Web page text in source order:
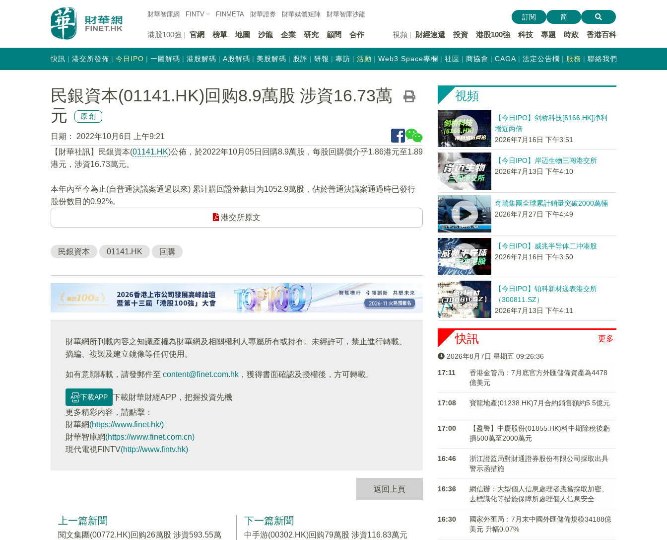
財華智庫網 FINTV FINMETA 財華證券 財華媒體矩陣 財華智庫沙龍
港股100強 官網 榜單 地圖 沙龍 企業 研究 顧問 合作 視頻 財經速遞 投資 港股100強 科技 專題 時政 香港百科
訂閱 简
快訊 港交所發佈 今日IPO 一圖解碼 港股解碼 A股解碼 美股解碼 股評 研報 專訪 活動 Web3 Space專欄 社區 商協會 CAGA 法定公告欄 服務 聯絡我們
民銀資本(01141.HK)回购8.9萬股 涉資16.73萬
元
原創
日期：
2022年10月6日 上午9:21
【財華社訊】民銀資本(01141.HK)公佈，於2022年10月05日回購8.9萬股，每股回購價介乎1.86港元至1.89
港元，涉資16.73萬元。
本年內至今為止(自普通決議案通過以來) 累计購回證券數目为1052.9萬股，佔於普通決議案通過時已發行
股份數目的0.92%。
港交所原文
民銀資本 01141.HK 回購
財華網所刊載內容之知識產權為財華網及相關權利人專屬所有或持有。未經許可，禁止進行轉載、
摘編、複製及建立鏡像等任何使用。
如有意願轉載，請發郵件至 content@finet.com.hk ，獲得書面確認及授權後，方可轉載。
下載APP
下載財華財經APP，把握投資先機
更多精彩内容，請點擊：
財華網(https://www.finet.hk/)
財華智庫網(https://www.finet.com.cn)
現代電視FINTV(http://www.fintv.hk)
返回上頁
上一篇新聞
閱文集團(00772.HK)回购26萬股 涉資593.55萬
下一篇新聞
中手游(00302.HK)回购79萬股 涉資116.83萬元
視頻
【今日IPO】剑桥科技[6166.HK]净利
增近两倍
2026年7月16日 下午3:51
【今日IPO】岸迈生物三闯港交所
2026年7月13日 下午4:10
奇瑞集團全球累計銷量突破2000萬輛
2026年7月27日 下午4:49
【今日IPO】威兆半导体二冲港股
2026年7月16日 下午3:50
【今日IPO】铂科新材递表港交所
（300811.SZ）
2026年7月13日 下午4:11
更多
快訊
2026年8月7日 星期五 09:26:36
17:11
香港金管局：7月底官方外匯儲備資產為4478
億美元
17:08 寶龍地產(01238.HK)7月合約銷售額約5.5億元
17:00
【盈警】中慶股份(01855.HK)料中期除稅後虧
損500萬至2000萬元
16:46
浙江證監局對財通證券股份有限公司採取出具
警示函措施
16:36
網信辦：大型個人信息處理者應當採取加密、
去標識化等措施保障所處理個人信息安全
16:30
國家外匯局：7月末中國外匯儲備規模34188億
美元 升幅0.07%